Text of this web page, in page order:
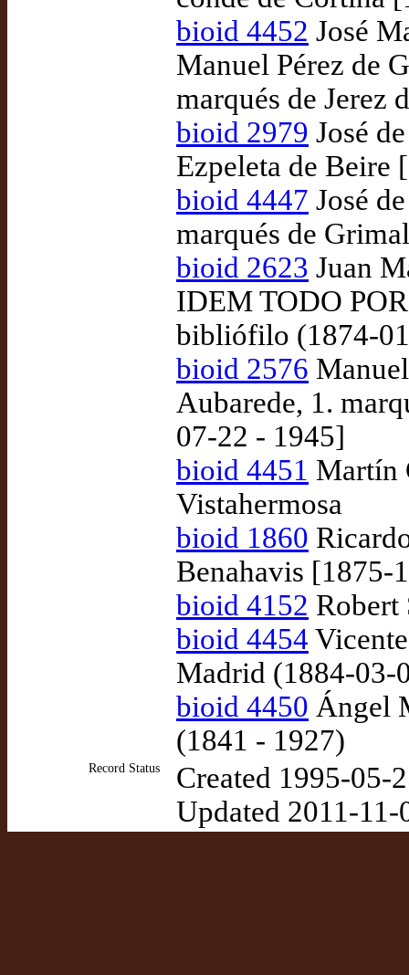
bioid 4452 José
Manuel Pérez de
marqués de Jerez
bioid 2979 José
Ezpeleta de Beire
bioid 4447 José
marqués de
bioid 2623 Juan
IDEM TODO
bibliófilo (1874-
bioid 2576
Aubarede, 1.
07-22 - 1945]
bioid 4451 Martín
Vistahermosa
bioid 1860
Benahavis [1875-
bioid 4152
bioid 4454
Madrid (1884-03-
bioid 4450 Ángel
(1841 - 1927)
Record Status
Created 1995-05-
Updated 2011-11-